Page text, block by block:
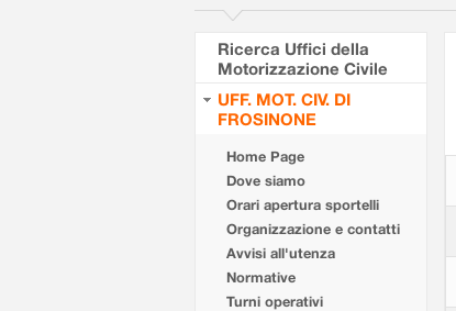
Ricerca Uffici della
Motorizzazione Civile
UFF. MOT. CIV. DI
FROSINONE
Home Page
Dove siamo
Orari apertura sportelli
Organizzazione e contatti
Avvisi all'utenza
Normative
Turni operativi